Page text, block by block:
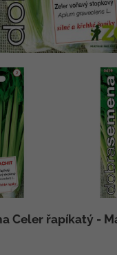
Celer řapíkatý -